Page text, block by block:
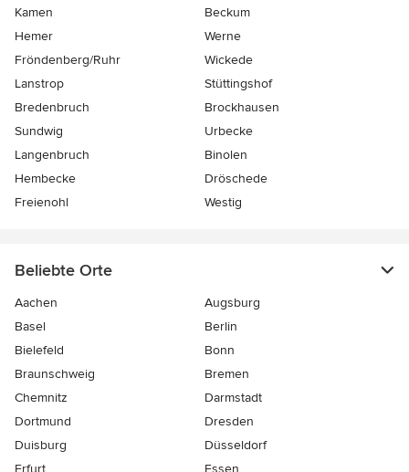
Kamen
Beckum
Hemer
Werne
Fröndenberg/Ruhr
Wickede
Lanstrop
Stüttingshof
Bredenbruch
Brockhausen
Sundwig
Urbecke
Langenbruch
Binolen
Hembecke
Dröschede
Freienohl
Westig
Beliebte Orte
Aachen
Augsburg
Basel
Berlin
Bielefeld
Bonn
Braunschweig
Bremen
Chemnitz
Darmstadt
Dortmund
Dresden
Duisburg
Düsseldorf